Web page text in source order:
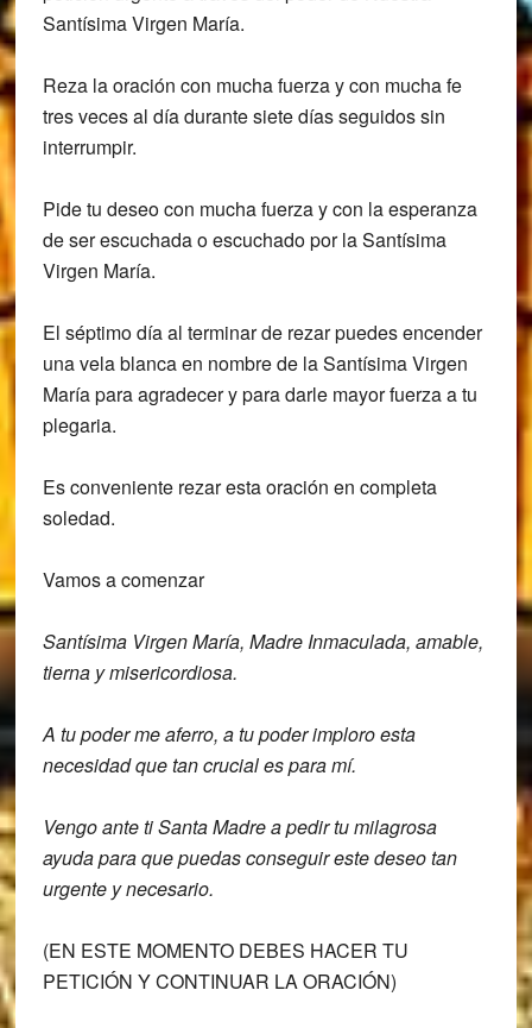
Santísima Virgen María.
Reza la oración con mucha fuerza y con mucha fe
tres veces al día durante siete días seguidos sin
interrumpir.
Pide tu deseo con mucha fuerza y con la esperanza
de ser escuchada o escuchado por la Santísima
Virgen María.
El séptimo día al terminar de rezar puedes encender
una vela blanca en nombre de la Santísima Virgen
María para agradecer y para darle mayor fuerza a tu
plegaria.
Es conveniente rezar esta oración en completa
soledad.
Vamos a comenzar
Santísima Virgen María, Madre Inmaculada, amable,
tierna y misericordiosa.
A tupoder me aferro, a tu poder imploro esta
necesidad que tan crucial es para mí.
Vengo ante ti Santa Madre a pedir tumilagrosa
ayuda para que puedasconseguir este deseo tan
urgente ynecesario.
(EN ESTE MOMENTO DEBES HACER TU
PETICIÓN Y CONTINUAR LA ORACIÓN)